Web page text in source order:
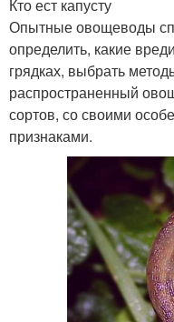
Кто ест капусту
Опытные овощеводы
определить, какие
грядках, выбрать
распространенный
сортов, со своими
признаками.